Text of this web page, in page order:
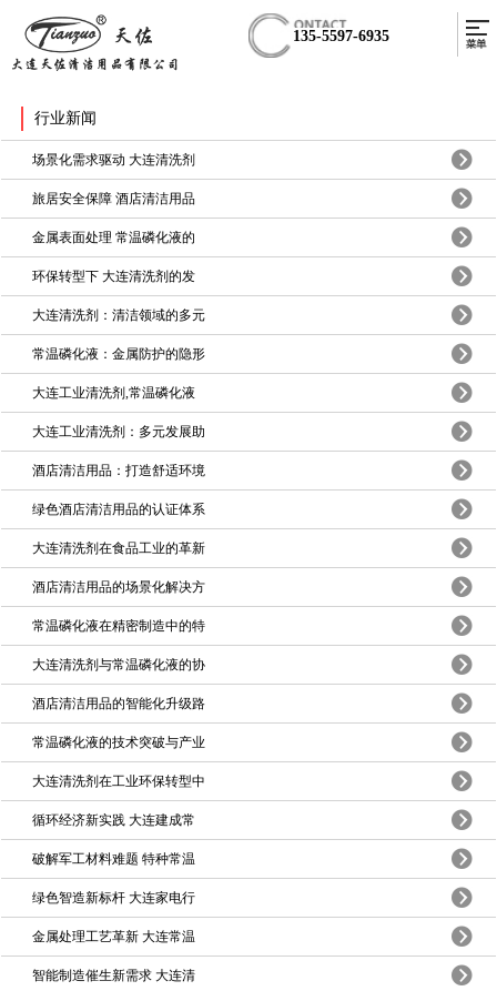
135-5597-6935
行业新闻
场景化需求驱动 大连清洗剂
旅居安全保障 酒店清洁用品
金属表面处理 常温磷化液的
环保转型下 大连清洗剂的发
大连清洗剂：清洁领域的多元
常温磷化液：金属防护的隐形
大连工业清洗剂,常温磷化液
大连工业清洗剂：多元发展助
酒店清洁用品：打造舒适环境
绿色酒店清洁用品的认证体系
大连清洗剂在食品工业的革新
酒店清洁用品的场景化解决方
常温磷化液在精密制造中的特
大连清洗剂与常温磷化液的协
酒店清洁用品的智能化升级路
常温磷化液的技术突破与产业
大连清洗剂在工业环保转型中
循环经济新实践 大连建成常
破解军工材料难题 特种常温
绿色智造新标杆 大连家电行
金属处理工艺革新 大连常温
智能制造催生新需求 大连清